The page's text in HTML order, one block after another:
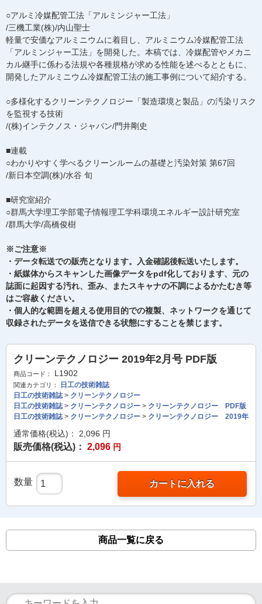
○アルミ冷媒配管工法「アルミンジャー工法」
/三機工業(株)/内山聖士
軽量で安価なアルミニウムに着目し、アルミニウム冷媒配管工法
「アルミンジャー工法」を開発した。本稿では、冷媒配管やメカニ
カル継手に係わる法規や各種規格が求める性能を述べるとともに、
開発したアルミニウム冷媒配管工法の施工事例について紹介する。
○多様化するクリーンテクノロジー「製造環境と製品」の汚染リスク
を監視する技術
/(株)インテクノス・ジャパン/門井剛史
■連載
○わかりやすく学べるクリーンルームの基礎と汚染対策 第67回
/新日本空調(株)/水谷 旬
■研究室紹介
○群馬大学理工学部電子情報理工学科環境エネルギー設計研究室
/群馬大学/高橋俊樹
※ご注意※
・データ転送での販売となります。入金確認後転送いたします。
・紙媒体からスキャンした画像データをpdf化しております、元の
誌面に起因する汚れ、歪み、またスキャナの不調によるかたむき等
はご容赦ください。
・個人的な範囲を超える使用目的での複製、ネットワークを通じて
収録されたデータを送信できる状態にすることを禁じます。
クリーンテクノロジー 2019年2月号 PDF版
商品コード： L1902
関連カテゴリ：
日工の技術雑誌
日工の技術雑誌> クリーンテクノロジー
日工の技術雑誌> クリーンテクノロジー > クリーンテクノロジー PDF版
日工の技術雑誌> クリーンテクノロジー > クリーンテクノロジー 2019年
通常価格(税込)： 2,096 円
販売価格(税込)： 2,096 円
数量 カートに入れる
商品一覧に戻る